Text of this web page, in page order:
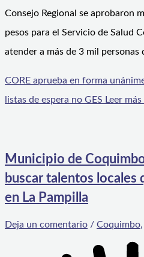
Consejo Regional se aprobaron
pesos para el Servicio de Salud
atender a más de 3 mil personas
CORE aprueba en forma
listas de espera no GES Leer más
Municipio de
buscar talentos locales
en La Pampilla
Deja un comentario / Coquimbo,